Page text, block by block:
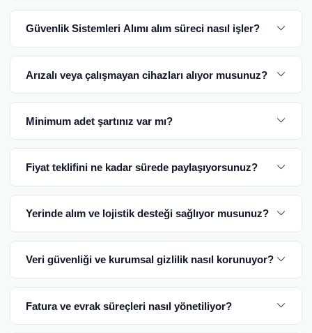
Güvenlik Sistemleri Alımı alım süreci nasıl işler?
Arızalı veya çalışmayan cihazları alıyor musunuz?
Minimum adet şartınız var mı?
Fiyat teklifini ne kadar sürede paylaşıyorsunuz?
Yerinde alım ve lojistik desteği sağlıyor musunuz?
Veri güvenliği ve kurumsal gizlilik nasıl korunuyor?
Fatura ve evrak süreçleri nasıl yönetiliyor?